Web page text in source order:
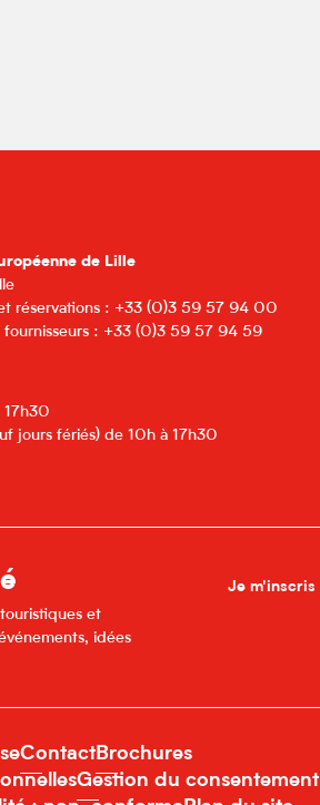
de Lille
réservations : +33 (0)3 59 57 94 00
fournisseurs : +33 (0)3 59 57 94 59
17h30
jours fériés) de 10h à 17h30
et
idées
Je m'inscris
ContactBrochures
Gestion du consentement